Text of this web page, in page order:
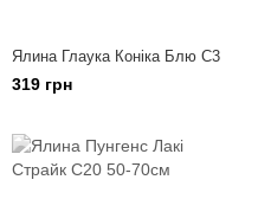
Ялина Глаука Коніка Блю C3
319 грн